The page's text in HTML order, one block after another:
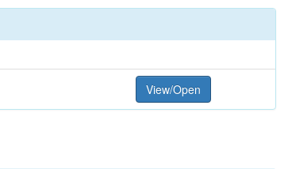
View/Open